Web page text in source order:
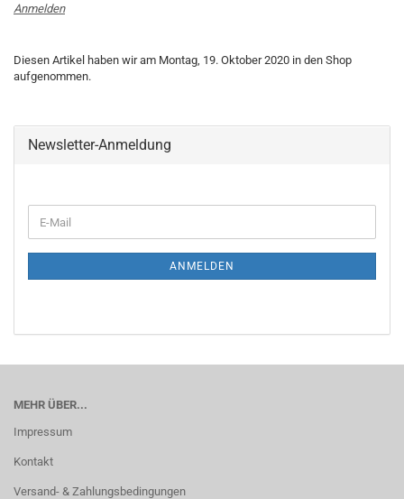
Anmelden
Diesen Artikel haben wir am Montag, 19. Oktober 2020 in den Shop
aufgenommen.
Newsletter-Anmeldung
ZUR
E-
Mail
ANMELDEN
MEHR ÜBER...
Impressum
Kontakt
Versand- & Zahlungsbedingungen